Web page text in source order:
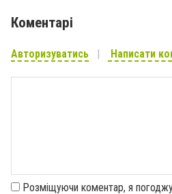
Коментарі
Авторизуватись Написати
Розміщуючи коментар, я